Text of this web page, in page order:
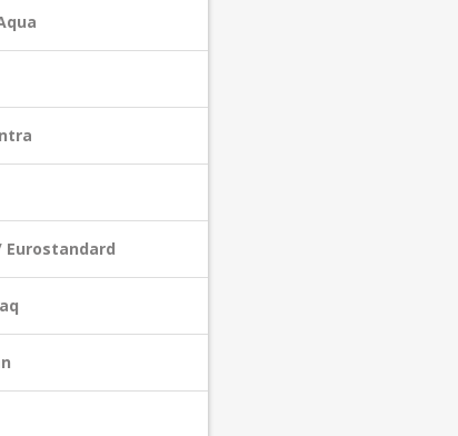
Eurostandard